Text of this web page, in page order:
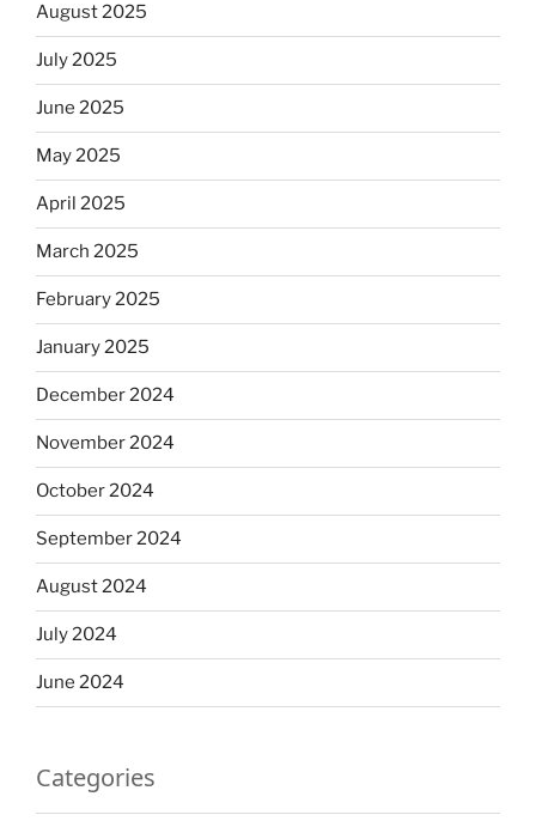
August 2025
July 2025
June 2025
May 2025
April 2025
March 2025
February 2025
January 2025
December 2024
November 2024
October 2024
September 2024
August 2024
July 2024
June 2024
Categories